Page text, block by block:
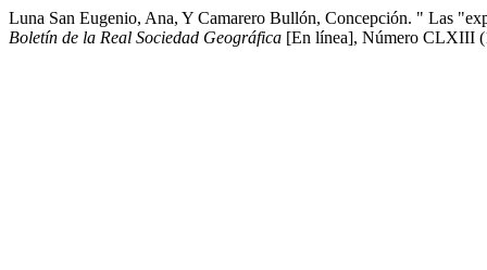
Luna San Eugenio, Ana, Y Camarero Bullón, Concepción. " Las
Boletín de la Real Sociedad Geográfica [En línea], Número CLXIII